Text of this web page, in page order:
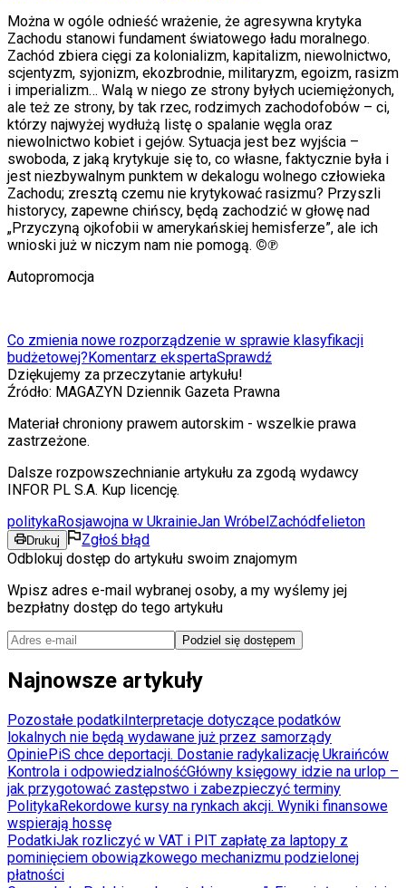
Można w ogóle odnieść wrażenie, że agresywna krytyka
Zachodu stanowi fundament światowego ładu moralnego.
Zachód zbiera cięgi za kolonializm, kapitalizm, niewolnictwo,
scjentyzm, syjonizm, ekozbrodnie, militaryzm, egoizm, rasizm
i imperializm… Walą w niego ze strony byłych uciemiężonych,
ale też ze strony, by tak rzec, rodzimych zachodofobów – ci,
którzy najwyżej wydłużą listę o spalanie węgla oraz
niewolnictwo kobiet i gejów. Sytuacja jest bez wyjścia –
swoboda, z jaką krytykuje się to, co własne, faktycznie była i
jest niezbywalnym punktem w dekalogu wolnego człowieka
Zachodu; zresztą czemu nie krytykować rasizmu? Przyszli
historycy, zapewne chińscy, będą zachodzić w głowę nad
„Przyczyną ojkofobii w amerykańskiej hemisferze”, ale ich
wnioski już w niczym nam nie pomogą. ©℗
Autopromocja
Co zmienia nowe rozporządzenie w sprawie klasyfikacji
budżetowej?Komentarz ekspertaSprawdź
Dziękujemy za przeczytanie artykułu!
Źródło: MAGAZYN Dziennik Gazeta Prawna
Materiał chroniony prawem autorskim - wszelkie prawa
zastrzeżone.
Dalsze rozpowszechnianie artykułu za zgodą wydawcy
INFOR PL S.A. Kup licencję.
politykaRosjawojna w UkrainieJan WróbelZachódfelieton
Drukuj
Zgłoś błąd
Odblokuj dostęp do artykułu swoim znajomym
Wpisz adres e-mail wybranej osoby, a my wyślemy jej
bezpłatny dostęp do tego artykułu
Podziel się dostępem
Najnowsze artykuły
Pozostałe podatki Interpretacje dotyczące podatków
lokalnych nie będą wydawane już przez samorządy
OpiniePiS chce deportacji. Dostanie radykalizację Ukraińców
Kontrola i odpowiedzialnośćGłówny księgowy idzie na urlop –
jak przygotować zastępstwo i zabezpieczyć terminy
PolitykaRekordowe kursy na rynkach akcji. Wyniki finansowe
wspierają hossę
PodatkiJak rozliczyć w VAT i PIT zapłatę za laptopy z
pominięciem obowiązkowego mechanizmu podzielonej
płatności